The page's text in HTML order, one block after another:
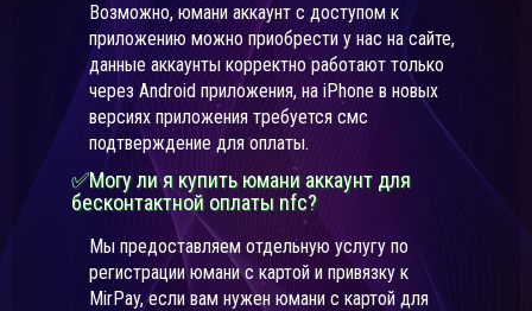
Возможно, юмани аккаунт с доступом к
приложению можно приобрести у нас на сайте,
данные аккаунты корректно работают только
через Android приложения, на iPhone в новых
версиях приложения требуется смс
подтверждение для оплаты.
✅Могу ли я купить юмани аккаунт для
бесконтактной оплаты nfc?
Мы предоставляем отдельную услугу по
регистрации юмани с картой и привязку к
MirPay, если вам нужен юмани с картой для